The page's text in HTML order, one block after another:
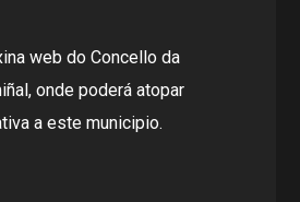
web do Concello da
onde poderá atopar
a este municipio.